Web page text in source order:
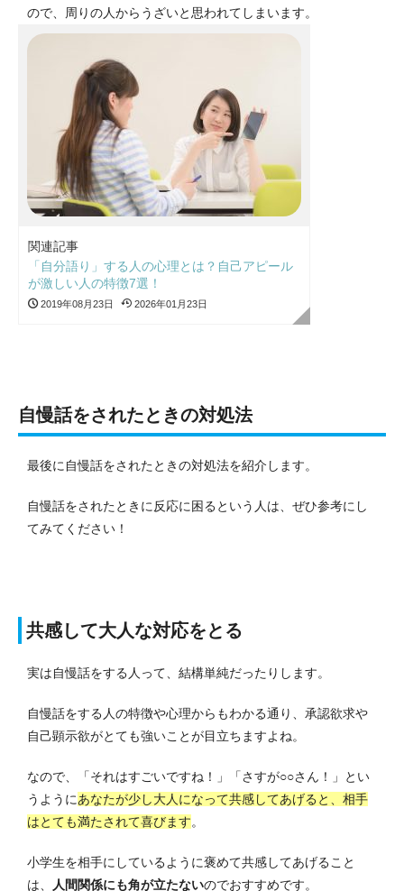
ので、周りの人からうざいと思われてしまいます。
関連記事
「自分語り」する人の心理とは？自己アピール
が激しい人の特徴7選！
2019年08月23日 2026年01月23日
自慢話をされたときの対処法
最後に自慢話をされたときの対処法を紹介します。
自慢話をされたときに反応に困るという人は、ぜひ参考にし
てみてください！
共感して大人な対応をとる
実は自慢話をする人って、結構単純だったりします。
自慢話をする人の特徴や心理からもわかる通り、承認欲求や
自己顕示欲がとても強いことが目立ちますよね。
なので、「それはすごいですね！」「さすが○○さん！」とい
うようにあなたが少し大人になって共感してあげると、相手
はとても満たされて喜びます。
小学生を相手にしているように褒めて共感してあげること
は、
人間関係にも角が立たないのでおすすめです。